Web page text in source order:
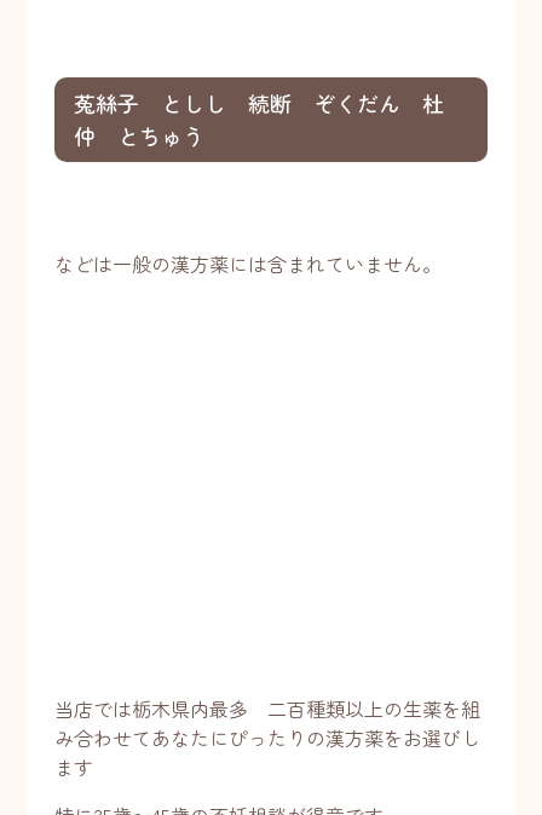
菟絲子 としし 続断 ぞくだん 杜
仲 とちゅう
などは一般の漢方薬には含まれていません。
当店では栃木県内最多 二百種類以上の生薬を組
み合わせてあなたにぴったりの漢方薬をお選びし
ます